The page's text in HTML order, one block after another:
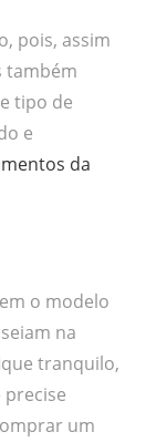
pois, assim
também
tipo de
e
da
o modelo
na
tranquilo,
um